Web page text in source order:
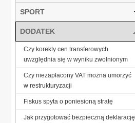
SPORT
DODATEK
Czy korekty cen transferowych
uwzględnia się w wyniku zwolnionym
Czy niezapłacony VAT można umorzyć
w restrukturyzacji
Fiskus spyta o poniesioną stratę
Jak przygotować bezpieczną deklarację